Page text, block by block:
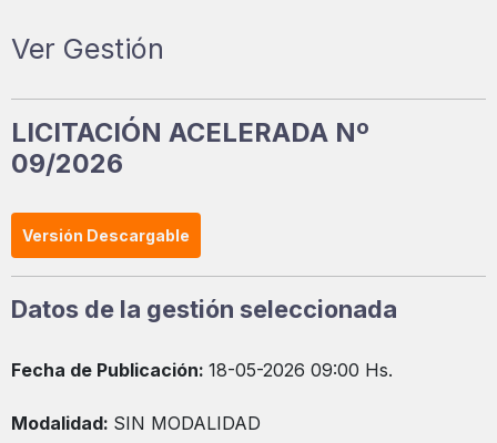
Ver Gestión
LICITACIÓN ACELERADA Nº
09/2026
Versión Descargable
Datos de la gestión seleccionada
Fecha de Publicación: 18-05-2026 09:00 Hs.
Modalidad: SIN MODALIDAD